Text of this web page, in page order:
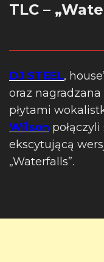
TLC –
DJ STEEL,
oraz
płytami
Wilson
ekscytującą
„Waterfalls”.